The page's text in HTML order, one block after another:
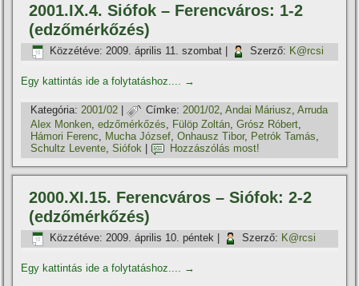
2001.IX.4. Siófok – Ferencváros: 1-2
(edzőmérkőzés)
Közzétéve: 2009. április 11. szombat Szerző: K@rcsi
Egy kattintás ide a folytatáshoz.... →
Kategória: 2001/02 Címke: 2001/02 ,Andai Máriusz ,Arruda
Alex Monken ,edzőmérkőzés Fülöp Zoltán ,Grósz Róbert
Hámori Ferenc
Mucha József ,Onhausz Tibor, Petrók Tamás
Schultz Levente ,Siófok Hozzászólás most!
2000.XI.15. Ferencváros – Siófok: 2-2
(edzőmérkőzés)
Közzétéve: 2009. április 10. péntek Szerző: K@rcsi
Egy kattintás ide a folytatáshoz.... →